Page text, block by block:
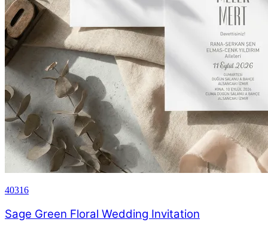
40316
Sage Green Floral Wedding Invitation